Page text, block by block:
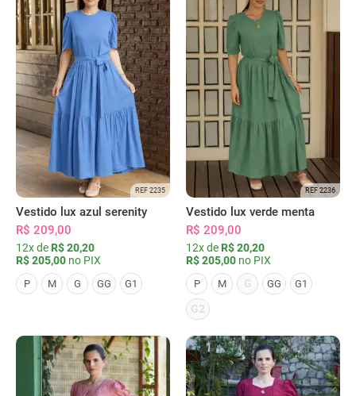
REF 2235
Vestido lux azul serenity
R$ 209,00
12x de R$ 20,20
R$ 205,00 no PIX
P M G GG G1
REF 2236
Vestido lux verde menta
R$ 209,00
12x de R$ 20,20
R$ 205,00 no PIX
P M G GG G1
G2